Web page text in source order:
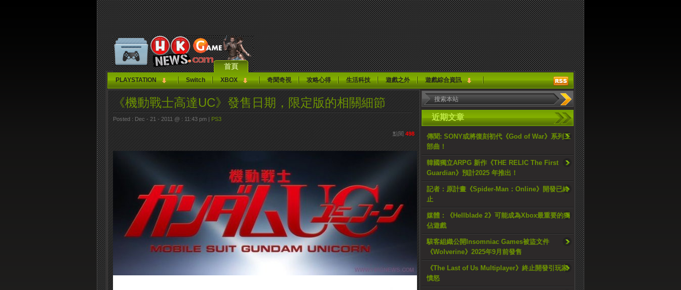
首頁
PLAYSTATION Switch XBOX 奇聞奇視 攻略心得 生活科技 遊戲之外 遊戲綜合資訊
近期文章
傳聞: SONY或將復刻初代《God of War》系列三
部曲！
韓國獨立ARPG 新作《THE RELIC The First
Guardian》預計2025 年推出！
記者：原計畫《Spider-Man：Online》開發已終
止
媒體：《Hellblade 2》可能成為Xbox最重要的獨
佔遊戲
駭客組織公開Insomniac Games被盜文件
《Wolverine》2025年9月前發售
《The Last of Us Multiplayer》終止開發引玩家
憤怒
《機動戰士高達UC》發售日期，限定版的相關細節
Posted : Dec - 21 - 2011 @ : 11:43 pm | PS3
點閱 498